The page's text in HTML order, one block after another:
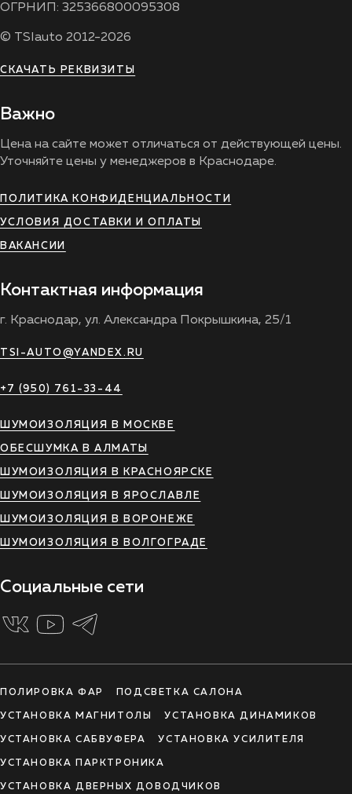
ОГРНИП: 325366800095308
© TSIauto 2012-2026
СКАЧАТЬ РЕКВИЗИТЫ
Важно
Цена на сайте может отличаться от действующей цены.
Уточняйте цены у менеджеров в Краснодаре.
ПОЛИТИКА КОНФИДЕНЦИАЛЬНОСТИ
УСЛОВИЯ ДОСТАВКИ И ОПЛАТЫ
ВАКАНСИИ
Контактная информация
г. Краснодар, ул. Александра Покрышкина, 25/1
TSI-AUTO@YANDEX.RU
+7 (950) 761-33-44
ШУМОИЗОЛЯЦИЯ В МОСКВЕ
ОБЕСШУМКА В АЛМАТЫ
ШУМОИЗОЛЯЦИЯ В КРАСНОЯРСКЕ
ШУМОИЗОЛЯЦИЯ В ЯРОСЛАВЛЕ
ШУМОИЗОЛЯЦИЯ В ВОРОНЕЖЕ
ШУМОИЗОЛЯЦИЯ В ВОЛГОГРАДЕ
Социальные сети
ПОЛИРОВКА ФАР ПОДСВЕТКА САЛОНА
УСТАНОВКА МАГНИТОЛЫ УСТАНОВКА ДИНАМИКОВ
УСТАНОВКА САБВУФЕРА УСТАНОВКА УСИЛИТЕЛЯ
УСТАНОВКА ПАРКТРОНИКА
УСТАНОВКА ДВЕРНЫХ ДОВОДЧИКОВ